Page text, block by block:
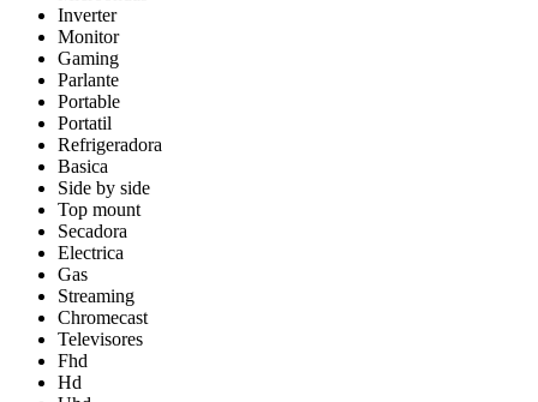
Inverter
Monitor
Gaming
Parlante
Portable
Portatil
Refrigeradora
Basica
Side by side
Top mount
Secadora
Electrica
Gas
Streaming
Chromecast
Televisores
Fhd
Hd